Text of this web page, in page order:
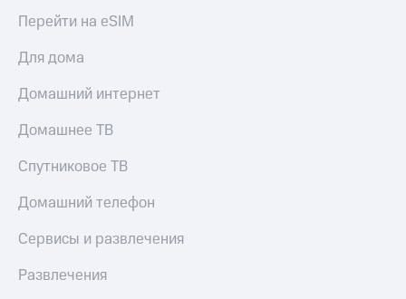
Перейти на eSIM
Для дома
Домашний интернет
Домашнее ТВ
Спутниковое ТВ
Домашний телефон
Сервисы и развлечения
Развлечения